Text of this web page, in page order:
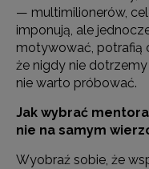
— multimilionerów,
imponują, ale
motywować, potrafią
że nigdy nie
nie warto próbować.
Jak wybrać
nie na samym
Wyobraź sobie, że